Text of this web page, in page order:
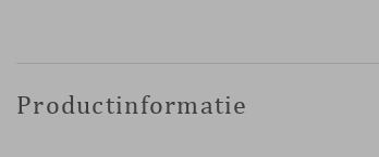
Productinformatie